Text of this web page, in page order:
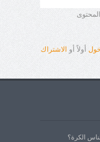
أولاً أو
الاشتراك
الكرة؟